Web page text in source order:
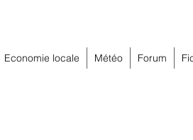
Economie locale Météo Forum